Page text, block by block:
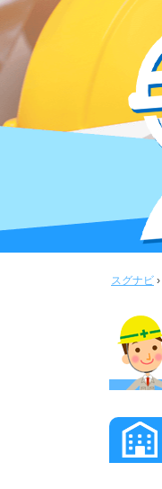
スグナビ ›